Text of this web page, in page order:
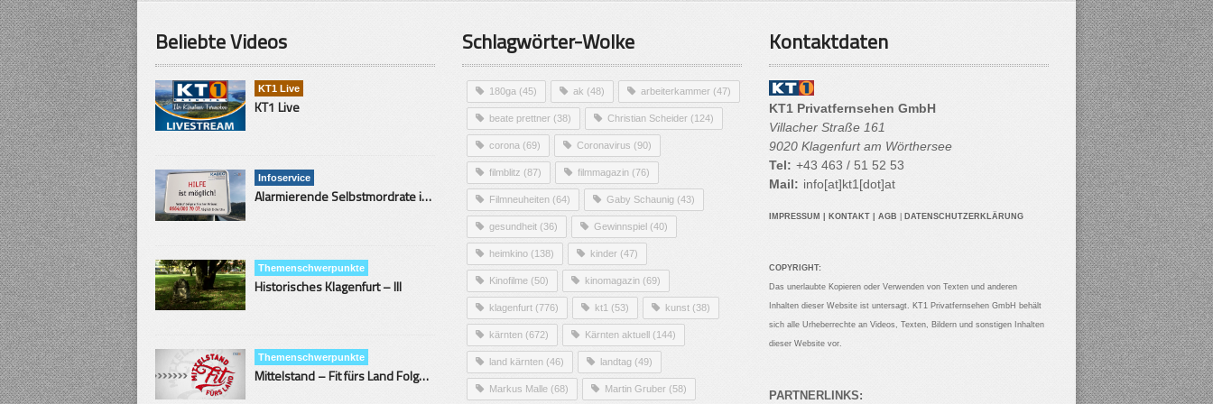
Beliebte Videos
KT1 Live
KT1 Live
Infoservice
Alarmierende Selbstmordrate in Kärnten
Themenschwerpunkte
Historisches Klagenfurt – III
Themenschwerpunkte
Mittelstand – Fit fürs Land Folge 9- Konditor
Schlagwörter-Wolke
180ga (45) ak (48) arbeiterkammer (47)
beate prettner (38) Christian Scheider (124)
corona (69) Coronavirus (90)
filmblitz (87) filmmagazin (76)
Filmneuheiten (64) Gaby Schaunig (43)
gesundheit (36) Gewinnspiel (40)
heimkino (138) kinder (47)
Kinofilme (50) kinomagazin (69)
klagenfurt (776) kt1 (53) kunst (38)
kärnten (672) Kärnten aktuell (144)
land kärnten (46) landtag (49)
Markus Malle (68) Martin Gruber (58)
Kontaktdaten
KT1 Privatfernsehen GmbH
Villacher Straße 161
9020 Klagenfurt am Wörthersee
Tel: +43 463 / 51 52 53
Mail: info[at]kt1[dot]at
IMPRESSUM KONTAKT AGB DATENSCHUTZERKLÄRUNG
COPYRIGHT:
Das unerlaubte Kopieren oder Verwenden von Texten und anderen
Inhalten dieser Website ist untersagt. KT1 Privatfernsehen GmbH behält
sich alle Urheberrechte an Videos, Texten, Bildern und sonstigen Inhalten
dieser Website vor.
PARTNERLINKS: